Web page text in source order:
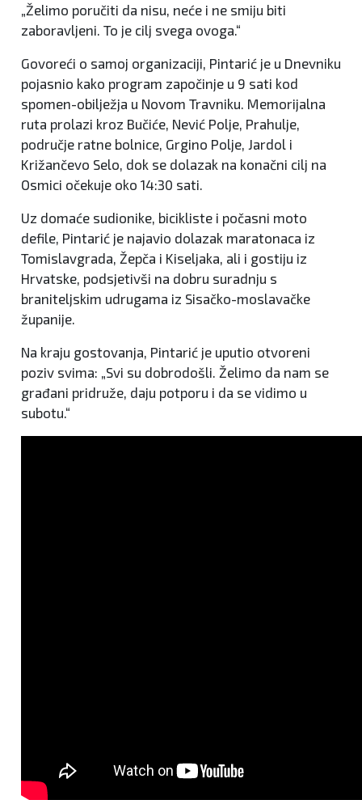
„Želimo poručiti da nisu, neće i ne smiju biti
zaboravljeni. To je cilj svega ovoga.“
Govoreći o samoj organizaciji, Pintarić je u Dnevniku
pojasnio kako program započinje u 9 sati kod
spomen-obilježja u Novom Travniku. Memorijalna
ruta prolazi kroz Bučiće, Nević Polje, Prahulje,
područje ratne bolnice, Grgino Polje, Jardol i
Križančevo Selo, dok se dolazak na konačni cilj na
Osmici očekuje oko 14:30 sati.
Uz domaće sudionike, bicikliste i počasni moto
defile, Pintarić je najavio dolazak maratonaca iz
Tomislavgrada, Žepča i Kiseljaka, ali i gostiju iz
Hrvatske, podsjetivši na dobru suradnju s
braniteljskim udrugama iz Sisačko-moslavačke
županije.
Na kraju gostovanja, Pintarić je uputio otvoreni
poziv svima: „Svi su dobrodošli. Želimo da nam se
građani pridruže, daju potporu i da se vidimo u
subotu.“